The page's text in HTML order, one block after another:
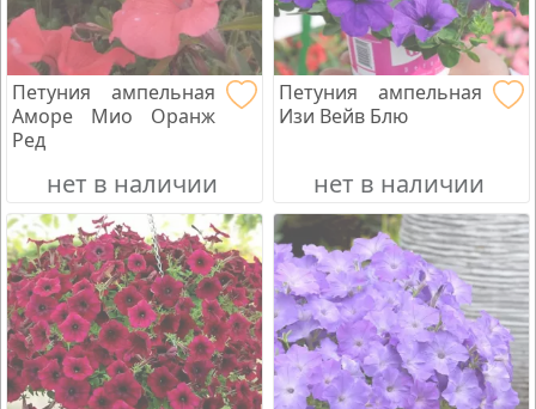
Петуния ампельная
Аморе Мио Оранж
Ред
нет в наличии
Петуния ампельная
Изи Вейв Блю
нет в наличии